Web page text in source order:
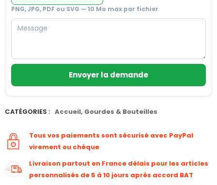
PNG, JPG, PDF ou SVG — 10 Mo max par fichier
Envoyer la demande
CATÉGORIES : Accueil, Gourdes & Bouteilles
Tous vos paiements sont sécurisé avec PayPal
virement ou chèque
Livraison partout en France délais pour les articles
personnalisés de 5 à 10 jours après accord BAT